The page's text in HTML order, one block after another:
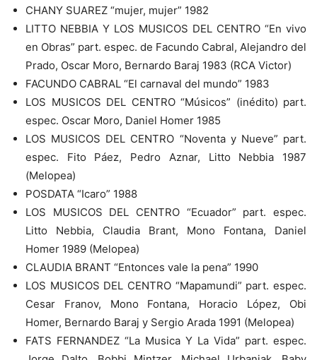
CHANY SUAREZ “mujer, mujer” 1982
LITTO NEBBIA Y LOS MUSICOS DEL CENTRO “En vivo
en Obras” part. espec. de Facundo Cabral, Alejandro del
Prado, Oscar Moro, Bernardo Baraj 1983 (RCA Victor)
FACUNDO CABRAL “El carnaval del mundo” 1983
LOS MUSICOS DEL CENTRO “Músicos” (inédito) part.
espec. Oscar Moro, Daniel Homer 1985
LOS MUSICOS DEL CENTRO “Noventa y Nueve” part.
espec. Fito Páez, Pedro Aznar, Litto Nebbia 1987
(Melopea)
POSDATA “Icaro” 1988
LOS MUSICOS DEL CENTRO “Ecuador” part. espec.
Litto Nebbia, Claudia Brant, Mono Fontana, Daniel
Homer 1989 (Melopea)
CLAUDIA BRANT “Entonces vale la pena” 1990
LOS MUSICOS DEL CENTRO “Mapamundi” part. espec.
Cesar Franov, Mono Fontana, Horacio López, Obi
Homer, Bernardo Baraj y Sergio Arada 1991 (Melopea)
FATS FERNANDEZ “La Musica Y La Vida” part. espec.